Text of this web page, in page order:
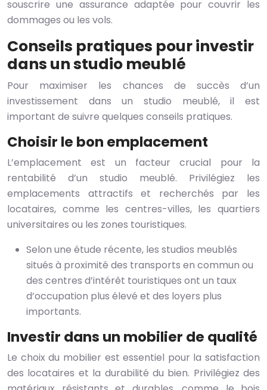
souscrire une assurance adaptée pour couvrir les
dommages ou les vols.
Conseils pratiques pour investir
dans un studio meublé
Pour maximiser les chances de succès d’un
investissement dans un studio meublé, il est
important de suivre quelques conseils pratiques.
Choisir le bon emplacement
L’emplacement est un facteur crucial pour la
rentabilité d’un studio meublé. Privilégiez les
emplacements attractifs et recherchés par les
locataires, comme les centres-villes, les quartiers
universitaires ou les zones touristiques.
Selon une étude récente, les studios meublés
situés à proximité des transports en commun ou
des centres d’intérêt touristiques ont un taux
d’occupation plus élevé et des loyers plus
importants.
Investir dans un mobilier de qualité
Le choix du mobilier est essentiel pour la satisfaction
des locataires et la durabilité du bien. Privilégiez des